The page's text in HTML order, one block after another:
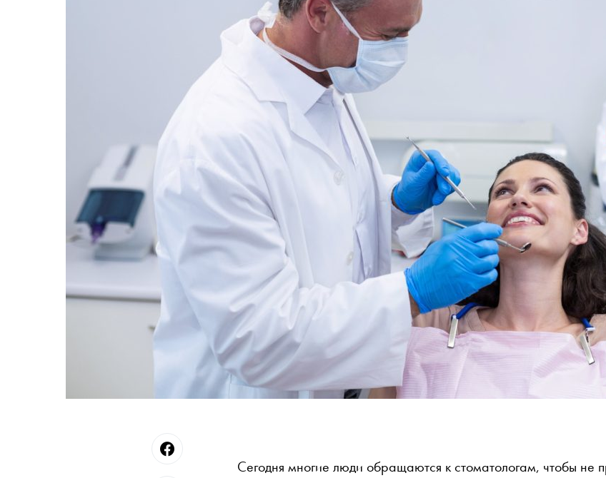
Сегодня многие люди обращаются к стоматологам, чтобы не